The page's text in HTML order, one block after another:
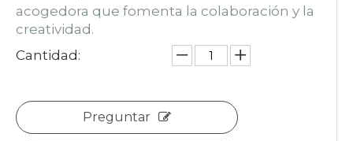
acogedora que fomenta la colaboración y la
creatividad.
Cantidad:
Preguntar